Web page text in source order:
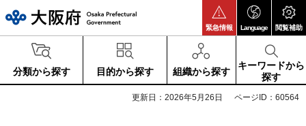
緊急情報 Language 閲覧補助
分類から探す 目的から探す 組織から探す
キーワードから
探す
更新日：2026年5月26日 ページID：60564